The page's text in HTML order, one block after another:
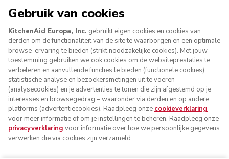
VOLG ONS
© KitchenAid 2026 - Alle rechten voorbehouden.
KitchenAid en het design van de mixer zijn handelsmerken
Gebruik van cookies
KitchenAid Europa, Inc. gebruikt eigen cookies en cookies van
derden om de functionaliteit van de site te waarborgen en een optimale
browse-ervaring te bieden (strikt noodzakelijke cookies). Met jouw
toestemming gebruiken we ook cookies om de websiteprestaties te
verbeteren en aanvullende functies te bieden (functionele cookies),
statistische analyse en bezoekersmetingen uit te voeren
(analysecookies) en je advertenties te tonen die zijn afgestemd op je
interesses en browsegedrag – waaronder via derden en op andere
platforms (advertentiecookies). Raadpleeg onze cookieverklaring
voor meer informatie of om je instellingen te beheren. Raadpleeg onze
privacyverklaring voor informatie over hoe we persoonlijke gegevens
verwerken die via cookies zijn verzameld.